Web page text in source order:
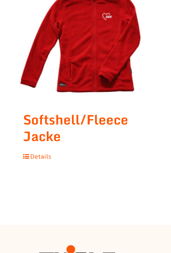
Softshell/Fleece
Jacke
Details